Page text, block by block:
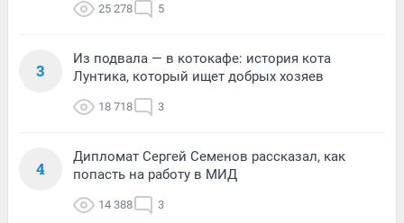
25 278 5
3
Из подвала — в котокафе: история кота
Лунтика, который ищет добрых хозяев
18 718 3
4
Дипломат Сергей Семенов рассказал, как
попасть на работу в МИД
14 388 3